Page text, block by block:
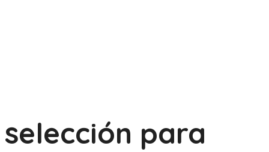
selección para